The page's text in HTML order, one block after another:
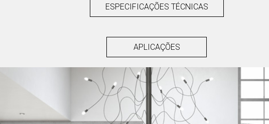
ESPECIFICAÇÕES TÉCNICAS
APLICAÇÕES